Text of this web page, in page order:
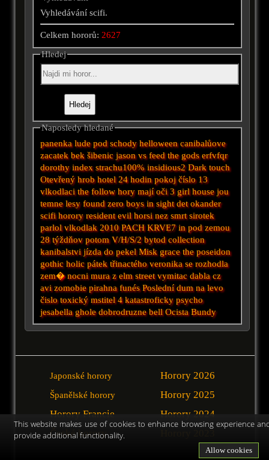
Vyhledávání scifi.
Celkem hororů:2627
Hledej
Naposledy hledané
panenka lude pod schody helloween canibalůove
zacatek bek šibenic jason vs feed the gods erfvfqr
dorothy index strachu100% insidious2 Dark touch
Otevřený hrob hotel 24 hodin pokoj číslo 13
vlkodlaci the follow hory mají oči 3 girl house jou
temne lesy found zero boys in sight det okander
scifi horory resident evil horsi nez smrt sirotek
parlol vlkodlak 2010 PACH KRVE7 in pod zemou
28 týždňov potom V/H/S/2 bytod collection
kanibalstvi jízda do pekel Misk grace the poseidon
gothic holic pátek třinactého veronika se rozhodla
zem� nocni mura z elm street vymitac dabla cz
avi zomobie pirahna funés Poslední dum na levo
čislo toxický mstitel 4 katastroficky psycho
jesabella ghole dobrodruzne bell Ocista Bundy
Japonské horory
Španělské horory
Horory Francie
České horory
Horory 2026
Horory 2025
Horory 2024
This website makes use of cookies to enhance browsing experience
provide additional functionality.
Allow cookies